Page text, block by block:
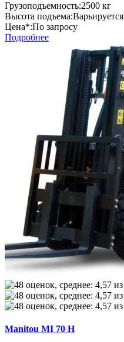
Грузоподъемность:2500 кг
Высота подъема:Варьируется
Цена*:По запросу
Подробнее
Manitou MI 70 H